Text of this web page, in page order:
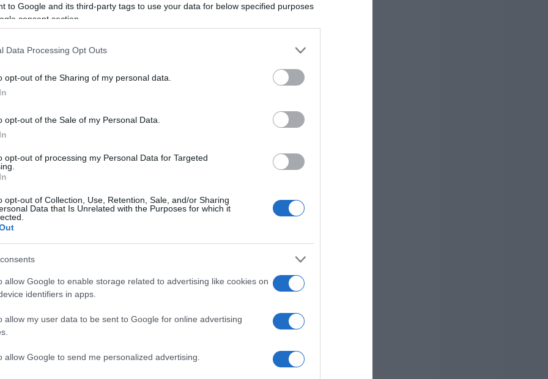
to Google and its third-party tags to use your data for below specified purposes
consent section.
Data Processing Opt Outs
opt-out of the Sharing of my personal data.
opt-out of the Sale of my Personal Data.
opt-out of processing my Personal Data for Targeted
opt-out of Collection, Use, Retention, Sale, and/or Sharing
Data that Is Unrelated with the Purposes for which it
allow Google to enable storage related to advertising like cookies on
identifiers in apps.
allow my user data to be sent to Google for online advertising
allow Google to send me personalized advertising.
vizsgálja, aKeserű karácsonymégsem
humorral, szerethető karakterekkel és
mesél arról, hogy a barátság sokszor éppen
mi magunk sem hisszük, hogy képesek vagyunk
a második esélyek ugyanúgy helyet kapnak a
egy váratlan utazás kell ahhoz, hogy ismét
rajong Pedro Almodóvar filmjeiért. A vibráló
enteriőrök, a karakteres jelmezek és
jelenetet külön élménnyé tesznek. Nála a
érzelmeket közvetítenek, és ugyanúgy részei a
cannes-i fesztivál ajánlója is kiemelte, hogy
nyelv, amely ebben a filmben is meghatározó